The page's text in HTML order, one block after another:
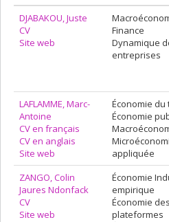
DJABAKOU, Juste
CV
Site web
Finance
Dynamique
entreprises
LAFLAMME, Marc-
Antoine
CV en français
CV en anglais
Site web
Économie du
Économie
appliquée
ZANGO, Colin
Jaures Ndonfack
CV
Site web
Économie
empirique
Économie des
plateformes